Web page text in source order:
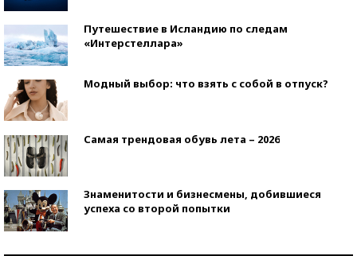
Путешествие в Исландию по следам
«Интерстеллара»
Модный выбор: что взять с собой в отпуск?
Самая трендовая обувь лета – 2026
Знаменитости и бизнесмены, добившиеся
успеха со второй попытки